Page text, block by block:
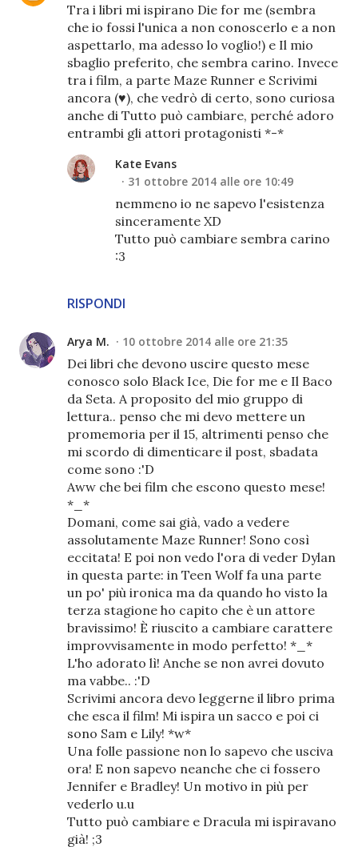
Tra i libri mi ispirano Die for me (sembra
che io fossi l'unica a non conoscerlo e a non
aspettarlo, ma adesso lo voglio!) e Il mio
sbaglio preferito, che sembra carino. Invece
tra i film, a parte Maze Runner e Scrivimi
ancora (♥), che vedrò di certo, sono curiosa
anche di Tutto può cambiare, perché adoro
entrambi gli attori protagonisti *-*
RISPONDI
Kate Evans
31 ottobre 2014 alle ore 10:49
nemmeno io ne sapevo l'esistenza
sinceramente XD
Tutto può cambiare sembra carino
:3
Arya M. 10 ottobre 2014 alle ore 21:35
Dei libri che devono uscire questo mese
conosco solo Black Ice, Die for me e Il Baco
da Seta. A proposito del mio gruppo di
lettura.. penso che mi devo mettere un
promemoria per il 15, altrimenti penso che
mi scordo di dimenticare il post, sbadata
come sono :'D
Aww che bei film che escono questo mese!
*_*
Domani, come sai già, vado a vedere
assolutamente Maze Runner! Sono così
eccitata! E poi non vedo l'ora di veder Dylan
in questa parte: in Teen Wolf fa una parte
un po' più ironica ma da quando ho visto la
terza stagione ho capito che è un attore
bravissimo! È riuscito a cambiare carattere
improvvisamente in modo perfetto! *_*
L'ho adorato lì! Anche se non avrei dovuto
ma vabbe.. :'D
Scrivimi ancora devo leggerne il libro prima
che esca il film! Mi ispira un sacco e poi ci
sono Sam e Lily! *w*
Una folle passione non lo sapevo che usciva
ora! E non sapevo neanche che ci fossero
Jennifer e Bradley! Un motivo in più per
vederlo u.u
Tutto può cambiare e Dracula mi ispiravano
già! ;3